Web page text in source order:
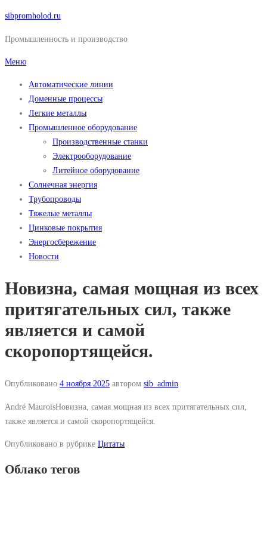
Перейти
содержимому
sibpromholod.ru
Промышленность и производство
Меню
Автоматические линии
Доменные процессы
Легкие металлы
Промышленное оборудование
Производственные станки
Электрооборудование
Литейное оборудование
Солнечная энергия
Трубопроводы
Тяжелые металлы
Цинковые покрытия
Энергосбережение
Новости
Новизна, самая мощная из всех
притягательных сил, также
является и самой
скоропортящейся.
Опубликовано 4 ноября 2025 автором sib_admin
André MauroisНовизна, самая мощная из всех притягательных сил,
также является и самой скоропортящейся.
Опубликовано в рубрике Цитаты
Облако тегов